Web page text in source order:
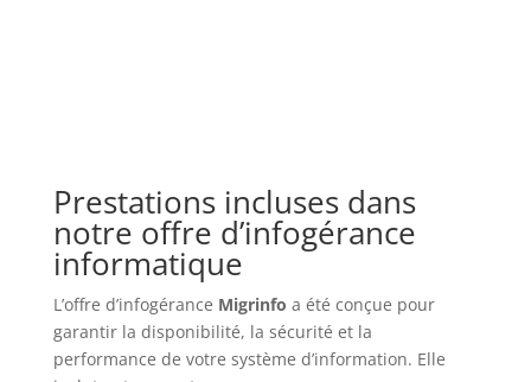
Prestations incluses dans
notre offre d’infogérance
informatique
L’offre d’infogérance Migrinfo a été conçue pour
garantir la disponibilité, la sécurité et la
performance de votre système d’information. Elle